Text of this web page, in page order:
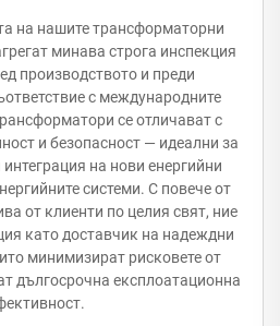
на нашите трансформаторни
минава строга инспекция
производството и преди
с международните
се отличават с
и безопасност — идеални за
на нови енергийни
системи. С повече от
от клиенти по целия свят, ние
като доставчик на надеждни
минимизират рисковете от
дългосрочна експлоатационна